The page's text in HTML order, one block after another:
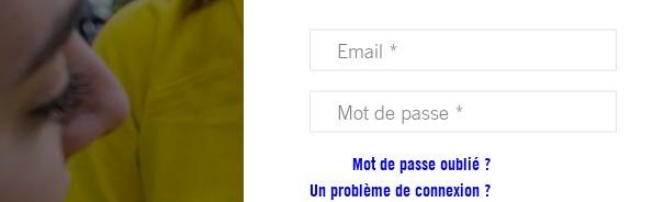
Votre adresse email (obligatoire)
Votre mot de passe (obligatoire)
Mot de passe oublié ?
Un problème de connexion ?